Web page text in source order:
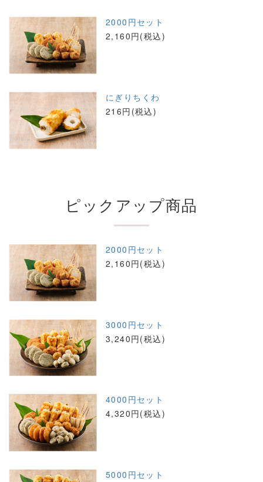
2000円セット
2,160円(税込)
にぎりちくわ
216円(税込)
ピックアップ商品
2000円セット
2,160円(税込)
3000円セット
3,240円(税込)
4000円セット
4,320円(税込)
5000円セット